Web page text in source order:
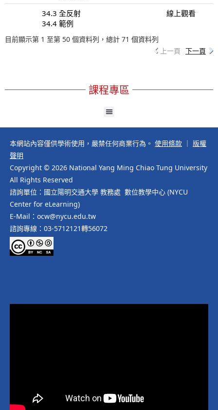
34.3 全反射
34.4 範例
線上觀看
目前顯示第 1 至第 50 個資料列，總計 71 個資料列
上一頁 下一頁
課程專區
本網站內容僅供學術使用，嚴禁任何商業行為。 使用條款
版權
聲明
Copyright © 2026 National Yang Ming Chiao Tung University
All Rights Reserved
諮詢單位：國立陽明交通大學 教務處 數位教學中心 (NYCU
Center for eLearning)
E-Mail：ocw@nycu.edu.tw
諮詢專線：03-5712121轉56072